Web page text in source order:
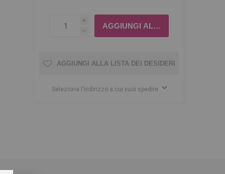
i
h
AGGIUNGI ALLA LISTA DEI DESIDERI
Seleziona l'indirizzo a cui vuoi spedire